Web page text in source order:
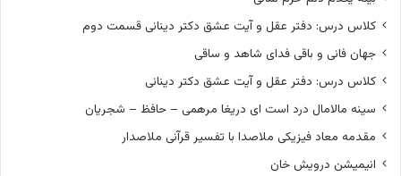
کلاس درس: دفتر عقل و آیت عشق دکتر دینانی قسمت دوم
جهان فانی و باقی فدای شاهد و ساقی
کلاس درس: دفتر عقل و آیت عشق دکتر دینانی
سینه مالامال درد است ای دریغا مرهمی – حافظ – شجریان
مقدمه معاد فیزیکی ملاصدا با تفسیر قرآنی ملاصدار
انیمیشن درویش خان